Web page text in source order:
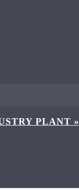
PLANT »